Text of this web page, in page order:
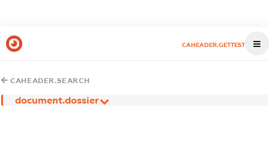
CAHEADER.GETTEST
CAHEADER.SEARCH
document.dossier